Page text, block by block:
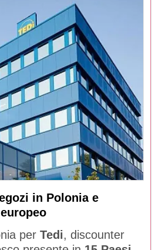
in Polonia e
per Tedi, discounter